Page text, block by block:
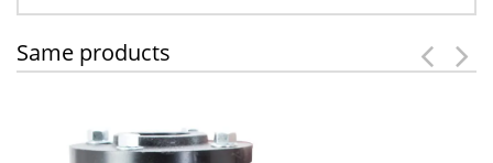
Same products